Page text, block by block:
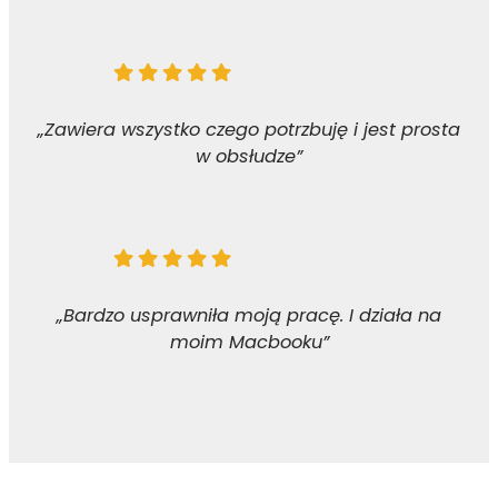
„Zawiera wszystko czego potrzbuję i jest prosta
w obsłudze”
„Bardzo usprawniła moją pracę. I działa na
moim Macbooku”